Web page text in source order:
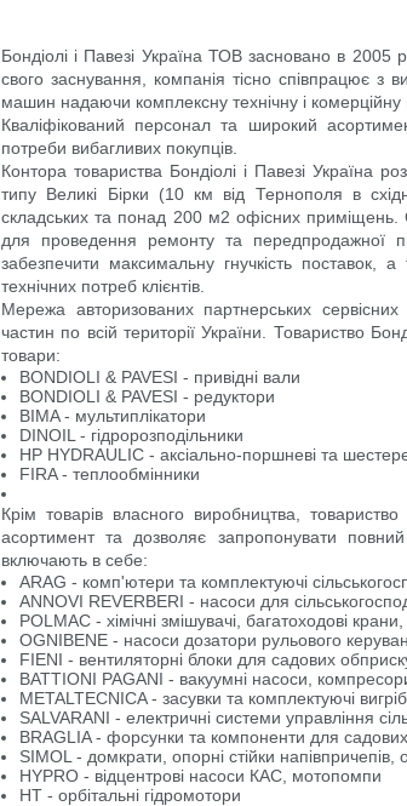
Бондіолі і Павезі Україна ТОВ засновано в
свого заснування, компанія тісно співпрацює з
машин надаючи комплексну технічну і комерційну
Кваліфікований персонал та широкий
потреби вибагливих покупців.
Контора товариства Бондіолі і Павезі Україна
типу Великі Бірки (10 км від Тернополя в
складських та понад 200 м2 офісних приміщень.
для проведення ремонту та передпродажної
забезпечити максимальну гнучкість поставок,
технічних потреб клієнтів.
Мережа авторизованих партнерських сервісних
частин по всій території України. Товариство
товари:
BONDIOLI & PAVESI - привідні вали
BONDIOLI & PAVESI - редуктори
BIMA - мультиплікатори
DINOIL - гідророзподільники
HP HYDRAULIC - аксіально-поршневі та
FIRA - теплообмінники
Крім товарів власного виробництва,
асортимент та дозволяє запропонувати
включають в себе:
ARAG - комп'ютери та комплектуючі
ANNOVI REVERBERI - насоси для
POLMAC - хімічні змішувачі, багатоходові
OGNIBENE - насоси дозатори рульового
FIENI - вентиляторні блоки для садових
BATTIONI PAGANI - вакуумні насоси,
METALTECNICA - засувки та комплектуючі
SALVARANI - електричні системи управління
BRAGLIA - форсунки та компоненти для садових
SIMOL - домкрати, опорні стійки напівпричепів,
HYPRO - відцентрові насоси КАС, мотопомпи
HT - орбітальні гідромотори